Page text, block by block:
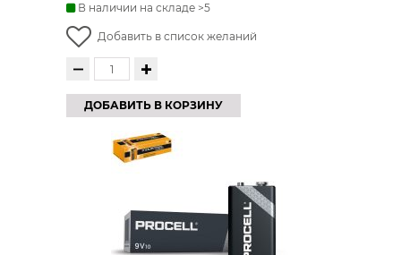
В наличии на складе >5
Добавить в список желаний
ДОБАВИТЬ В КОРЗИНУ